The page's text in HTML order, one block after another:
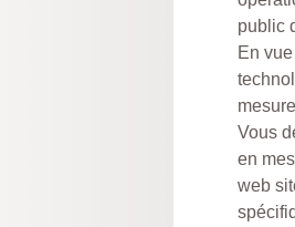
public
En
Vous
en
web